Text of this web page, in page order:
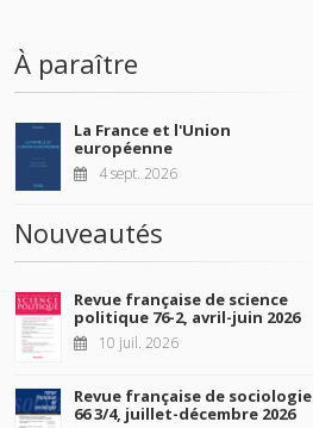
À paraître
La France et l'Union
européenne
4 sept. 2026
Nouveautés
Revue française de science
politique 76-2, avril-juin 2026
10 juil. 2026
Revue française de sociologie
66 3/4, juillet-décembre 2026